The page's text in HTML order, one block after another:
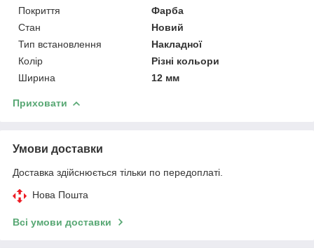
Покриття
Фарба
Стан
Новий
Тип встановлення
Накладної
Колір
Різні кольори
Ширина
12 мм
Приховати
Умови доставки
Доставка здійснюється тільки по передоплаті.
Нова Пошта
Всі умови доставки